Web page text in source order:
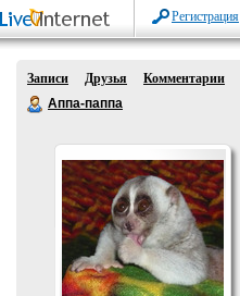
Регистрация
Записи Друзья
Комментарии
Аппа-паппа